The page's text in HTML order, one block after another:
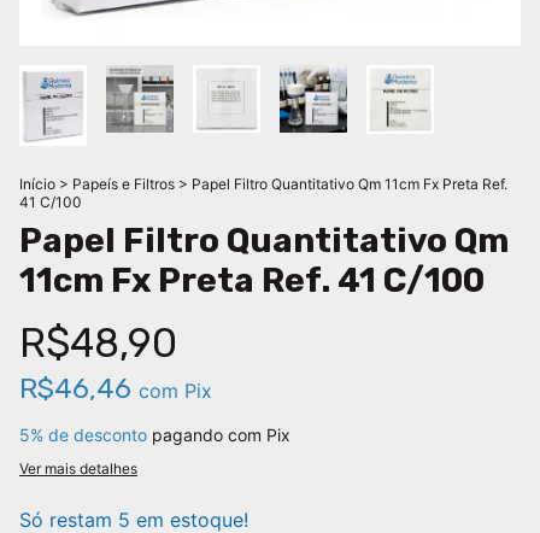
Início > Papeís e Filtros > Papel Filtro Quantitativo Qm 11cm Fx Preta Ref.
41 C/100
Papel Filtro Quantitativo Qm
11cm Fx Preta Ref. 41 C/100
R$48,90
R$46,46 com Pix
5% de desconto pagando com Pix
Ver mais detalhes
Só restam 5 em estoque!